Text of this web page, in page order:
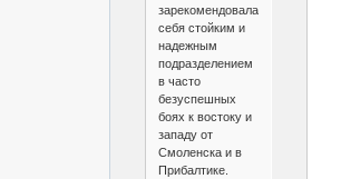
зарекомендовала
себя стойким и
надежным
подразделением
в часто
безуспешных
боях к востоку и
западу от
Смоленска и в
Прибалтике.